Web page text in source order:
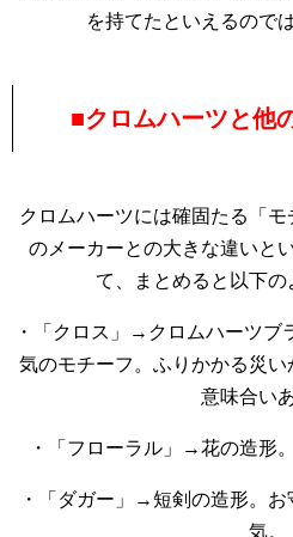
を持てたといえるので
■クロムハーツと他
クロムハーツには確固たる「
のメーカーとの大きな違いと
て、まとめると以下の
・「クロス」→クロムハーツブ
気のモチーフ。ふりかかる災い
意味合い
・「フローラル」→花の造形
・「ダガー」→短剣の造形。お
気。